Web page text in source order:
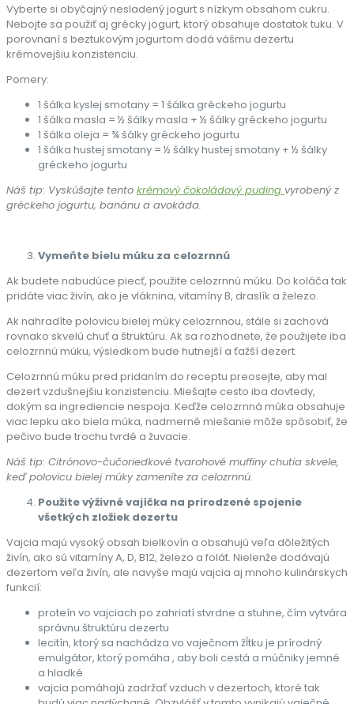
Vyberte si obyčajný nesladený jogurt s nízkym obsahom cukru.
Nebojte sa použiť aj grécky jogurt, ktorý obsahuje dostatok tuku. V
porovnaní s beztukovým jogurtom dodá vášmu dezertu
krémovejšiu konzistenciu.
Pomery:
1 šálka kyslej smotany = 1 šálka gréckeho jogurtu
1 šálka masla = ½ šálky masla + ½ šálky gréckeho jogurtu
1 šálka oleja = ¾ šálky gréckeho jogurtu
1 šálka hustej smotany = ½ šálky hustej smotany + ½ šálky
gréckeho jogurtu
Náš tip: Vyskúšajte tento krémový čokoládový puding vyrobený z
gréckeho jogurtu, banánu a avokáda.
Vymeňte bielu múku za celozrnnú
Ak budete nabudúce piecť, použite celozrnnú múku. Do koláča tak
pridáte viac živín, ako je vláknina, vitamíny B, draslík a železo.
Ak nahradíte polovicu bielej múky celozrnnou, stále si zachová
rovnako skvelú chuť a štruktúru. Ak sa rozhodnete, že použijete iba
celozrnnú múku, výsledkom bude hutnejší a ťažší dezert.
Celozrnnú múku pred pridaním do receptu preosejte, aby mal
dezert vzdušnejšiu konzistenciu. Miešajte cesto iba dovtedy,
dokým sa ingrediencie nespoja. Keďže celozrnná múka obsahuje
viac lepku ako biela múka, nadmerné miešanie môže spôsobiť, že
pečivo bude trochu tvrdé a žuvacie.
Náš tip: Citrónovo-čučoriedkové tvarohové muffiny chutia skvele,
keď polovicu bielej múky zameníte za celozrnnú.
Použite výživné vajíčka na prirodzené spojenie
všetkých zložiek dezertu
Vajcia majú vysoký obsah bielkovín a obsahujú veľa dôležitých
živín, ako sú vitamíny A, D, B12, železo a folát. Nielenže dodávajú
dezertom veľa živín, ale navyše majú vajcia aj mnoho kulinárskych
funkcií:
proteín vo vajciach po zahriatí stvrdne a stuhne, čím vytvára
správnu štruktúru dezertu
lecitín, ktorý sa nachádza vo vaječnom žĺtku je prírodný
emulgátor, ktorý pomáha , aby boli cestá a múčniky jemné
a hladké
vajcia pomáhajú zadržať vzduch v dezertoch, ktoré tak